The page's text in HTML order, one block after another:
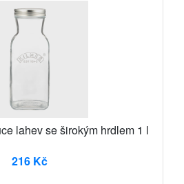
lahev se širokým hrdlem 1 l
216 Kč